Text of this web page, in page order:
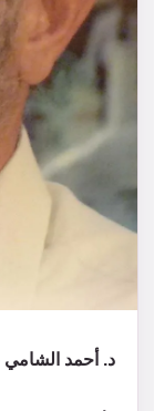
د. أحمد الشامي